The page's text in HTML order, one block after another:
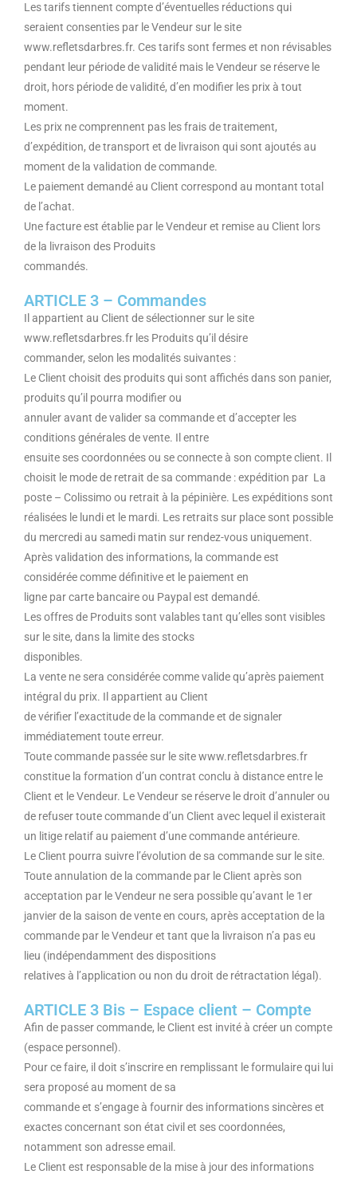
Les tarifs tiennent compte d’éventuelles réductions qui
seraient consenties par le Vendeur sur le site
www.refletsdarbres.fr. Ces tarifs sont fermes et non révisables
pendant leur période de validité mais le Vendeur se réserve le
droit, hors période de validité, d’en modifier les prix à tout
moment.
Les prix ne comprennent pas les frais de traitement,
d’expédition, de transport et de livraison qui sont ajoutés au
moment de la validation de commande.
Le paiement demandé au Client correspond au montant total
de l’achat.
Une facture est établie par le Vendeur et remise au Client lors
de la livraison des Produits
commandés.
ARTICLE 3 – Commandes
Il appartient au Client de sélectionner sur le site
www.refletsdarbres.fr les Produits qu’il désire
commander, selon les modalités suivantes :
Le Client choisit des produits qui sont affichés dans son panier,
produits qu’il pourra modifier ou
annuler avant de valider sa commande et d’accepter les
conditions générales de vente. Il entre
ensuite ses coordonnées ou se connecte à son compte client. Il
choisit le mode de retrait de sa commande : expédition par La
poste – Colissimo ou retrait à la pépinière. Les expéditions sont
réalisées le lundi et le mardi. Les retraits sur place sont possible
du mercredi au samedi matin sur rendez-vous uniquement.
Après validation des informations, la commande est
considérée comme définitive et le paiement en
ligne par carte bancaire ou Paypal est demandé.
Les offres de Produits sont valables tant qu’elles sont visibles
sur le site, dans la limite des stocks
disponibles.
La vente ne sera considérée comme valide qu’après paiement
intégral du prix. Il appartient au Client
de vérifier l’exactitude de la commande et de signaler
immédiatement toute erreur.
Toute commande passée sur le site www.refletsdarbres.fr
constitue la formation d’un contrat conclu à distance entre le
Client et le Vendeur. Le Vendeur se réserve le droit d’annuler ou
de refuser toute commande d’un Client avec lequel il existerait
un litige relatif au paiement d’une commande antérieure.
Le Client pourra suivre l’évolution de sa commande sur le site.
Toute annulation de la commande par le Client après son
acceptation par le Vendeur ne sera possible qu’avant le 1er
janvier de la saison de vente en cours, après acceptation de la
commande par le Vendeur et tant que la livraison n’a pas eu
lieu (indépendamment des dispositions
relatives à l’application ou non du droit de rétractation légal).
ARTICLE 3 Bis – Espace client – Compte
Afin de passer commande, le Client est invité à créer un compte
(espace personnel).
Pour ce faire, il doit s’inscrire en remplissant le formulaire qui lui
sera proposé au moment de sa
commande et s’engage à fournir des informations sincères et
exactes concernant son état civil et ses coordonnées,
notamment son adresse email.
Le Client est responsable de la mise à jour des informations